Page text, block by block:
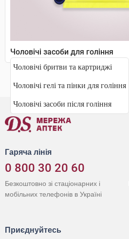
Чоловічі засоби для гоління
Чоловічі бритви та картриджі
Чоловічі гелі та пінки для гоління
Чоловічі засоби після гоління
Гаряча лінія
0 800 30 20 60
Безкоштовно зі стаціонарних і
мобільних телефонів в Україні
Приєднуйтесь